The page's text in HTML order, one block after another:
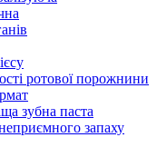
ротової порожнини
зубна паста
запаху